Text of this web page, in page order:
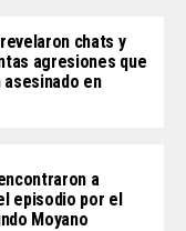
chats y
agresiones que
en
a
episodio por el
Moyano